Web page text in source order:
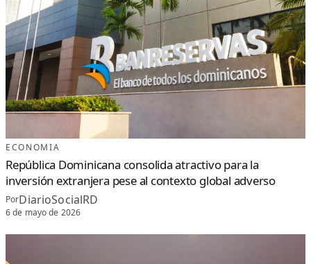
ECONOMIA
República Dominicana consolida atractivo para la
inversión extranjera pese al contexto global adverso
PorDiarioSocialRD
6 de mayo de 2026